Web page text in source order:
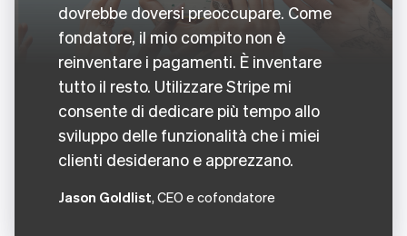
dovrebbe doversi preoccupare. Come
fondatore, il mio compito non è
reinventare i pagamenti. È inventare
tutto il resto. Utilizzare Stripe mi
consente di dedicare più tempo allo
sviluppo delle funzionalità che i miei
clienti desiderano e apprezzano.
Jason Goldlist, CEO e cofondatore